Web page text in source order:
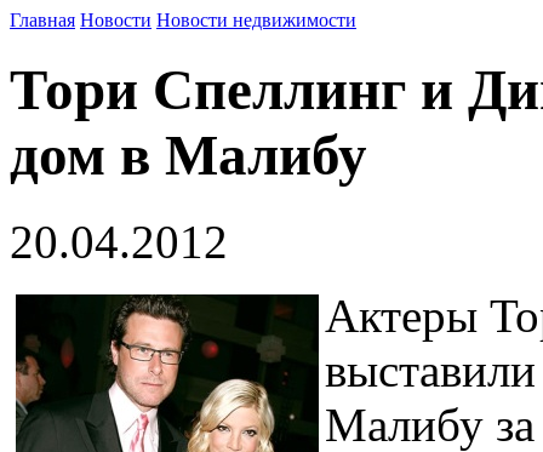
Главная Новости Новости недвижимости
Тори Спеллинг и
дом в Малибу
20.04.2012
Актеры
Малибу